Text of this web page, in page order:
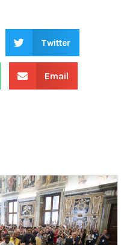
Twitter
Email